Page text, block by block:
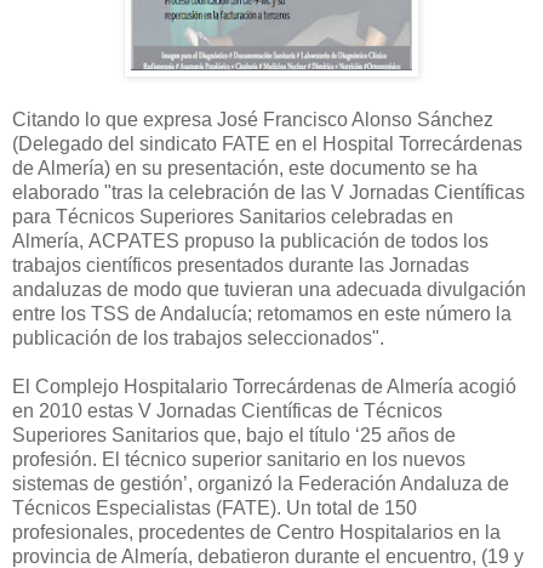
Citando lo que expresa José Francisco Alonso Sánchez
(Delegado del sindicato FATE en el Hospital Torrecárdenas
de Almería) en su presentación, este documento se ha
elaborado "tras la celebración de las V Jornadas Científicas
para Técnicos Superiores Sanitarios celebradas en
Almería, ACPATES propuso la publicación de todos los
trabajos científicos presentados durante las Jornadas
andaluzas de modo que tuvieran una adecuada divulgación
entre los TSS de Andalucía; retomamos en este número la
publicación de los trabajos seleccionados".
El Complejo Hospitalario Torrecárdenas de Almería acogió
en 2010 estas V Jornadas Científicas de Técnicos
Superiores Sanitarios que, bajo el título ‘25 años de
profesión. El técnico superior sanitario en los nuevos
sistemas de gestión’, organizó la Federación Andaluza de
Técnicos Especialistas (FATE). Un total de 150
profesionales, procedentes de Centro Hospitalarios en la
provincia de Almería, debatieron durante el encuentro, (19 y